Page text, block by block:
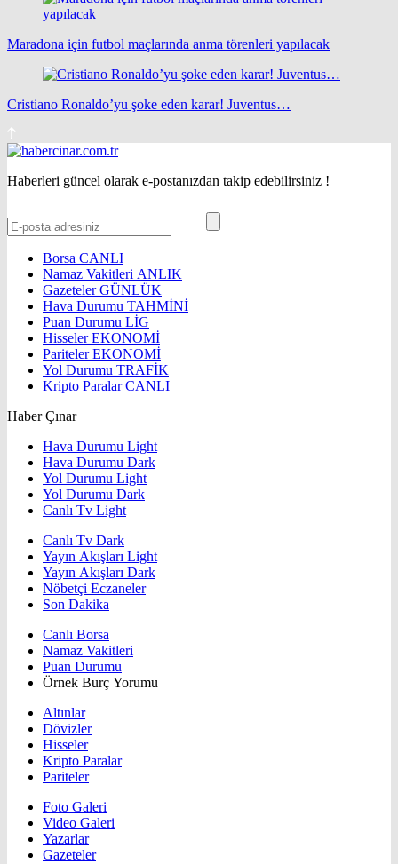
Maradona için futbol maçlarında anma törenleri yapılacak
Cristiano Ronaldo’yu şoke eden karar! Juventus…
Haberleri güncel olarak e-postanızdan takip edebilirsiniz !
Borsa CANLI
Namaz Vakitleri ANLIK
GazetelerGÜNLÜK
Hava Durumu TAHMİNİ
Puan Durumu LİG
HisselerEKONOMİ
ParitelerEKONOMİ
Yol Durumu TRAFİK
Kripto ParalarCANLI
Haber Çınar
Hava Durumu Light
Hava Durumu Dark
Yol Durumu Light
Yol Durumu Dark
Canlı Tv Light
Canlı Tv Dark
Yayın Akışları Light
Yayın Akışları Dark
Nöbetçi Eczaneler
Son Dakika
Canlı Borsa
Namaz Vakitleri
Puan Durumu
Örnek Burç Yorumu
Altınlar
Dövizler
Hisseler
Kripto Paralar
Pariteler
Foto Galeri
Video Galeri
Yazarlar
Gazeteler